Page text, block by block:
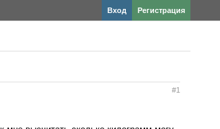
Регистрация
Вход
#1